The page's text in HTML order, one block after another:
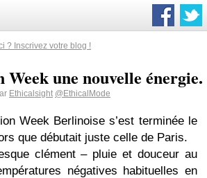
? Inscrivez votre blog !
une nouvelle énergie.
Ethicalsight @EthicalMode
Week Berlinoise s’est terminée le
que débutait juste celle de Paris.
clément – pluie et douceur au
négatives habituelles en